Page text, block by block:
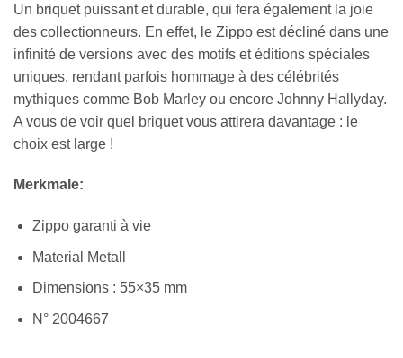
Un briquet puissant et durable, qui fera également la joie
des collectionneurs. En effet, le Zippo est décliné dans une
infinité de versions avec des motifs et éditions spéciales
uniques, rendant parfois hommage à des célébrités
mythiques comme Bob Marley ou encore Johnny Hallyday.
A vous de voir quel briquet vous attirera davantage : le
choix est large !
Merkmale:
Zippo garanti à vie
Material Metall
Dimensions : 55×35 mm
N° 2004667